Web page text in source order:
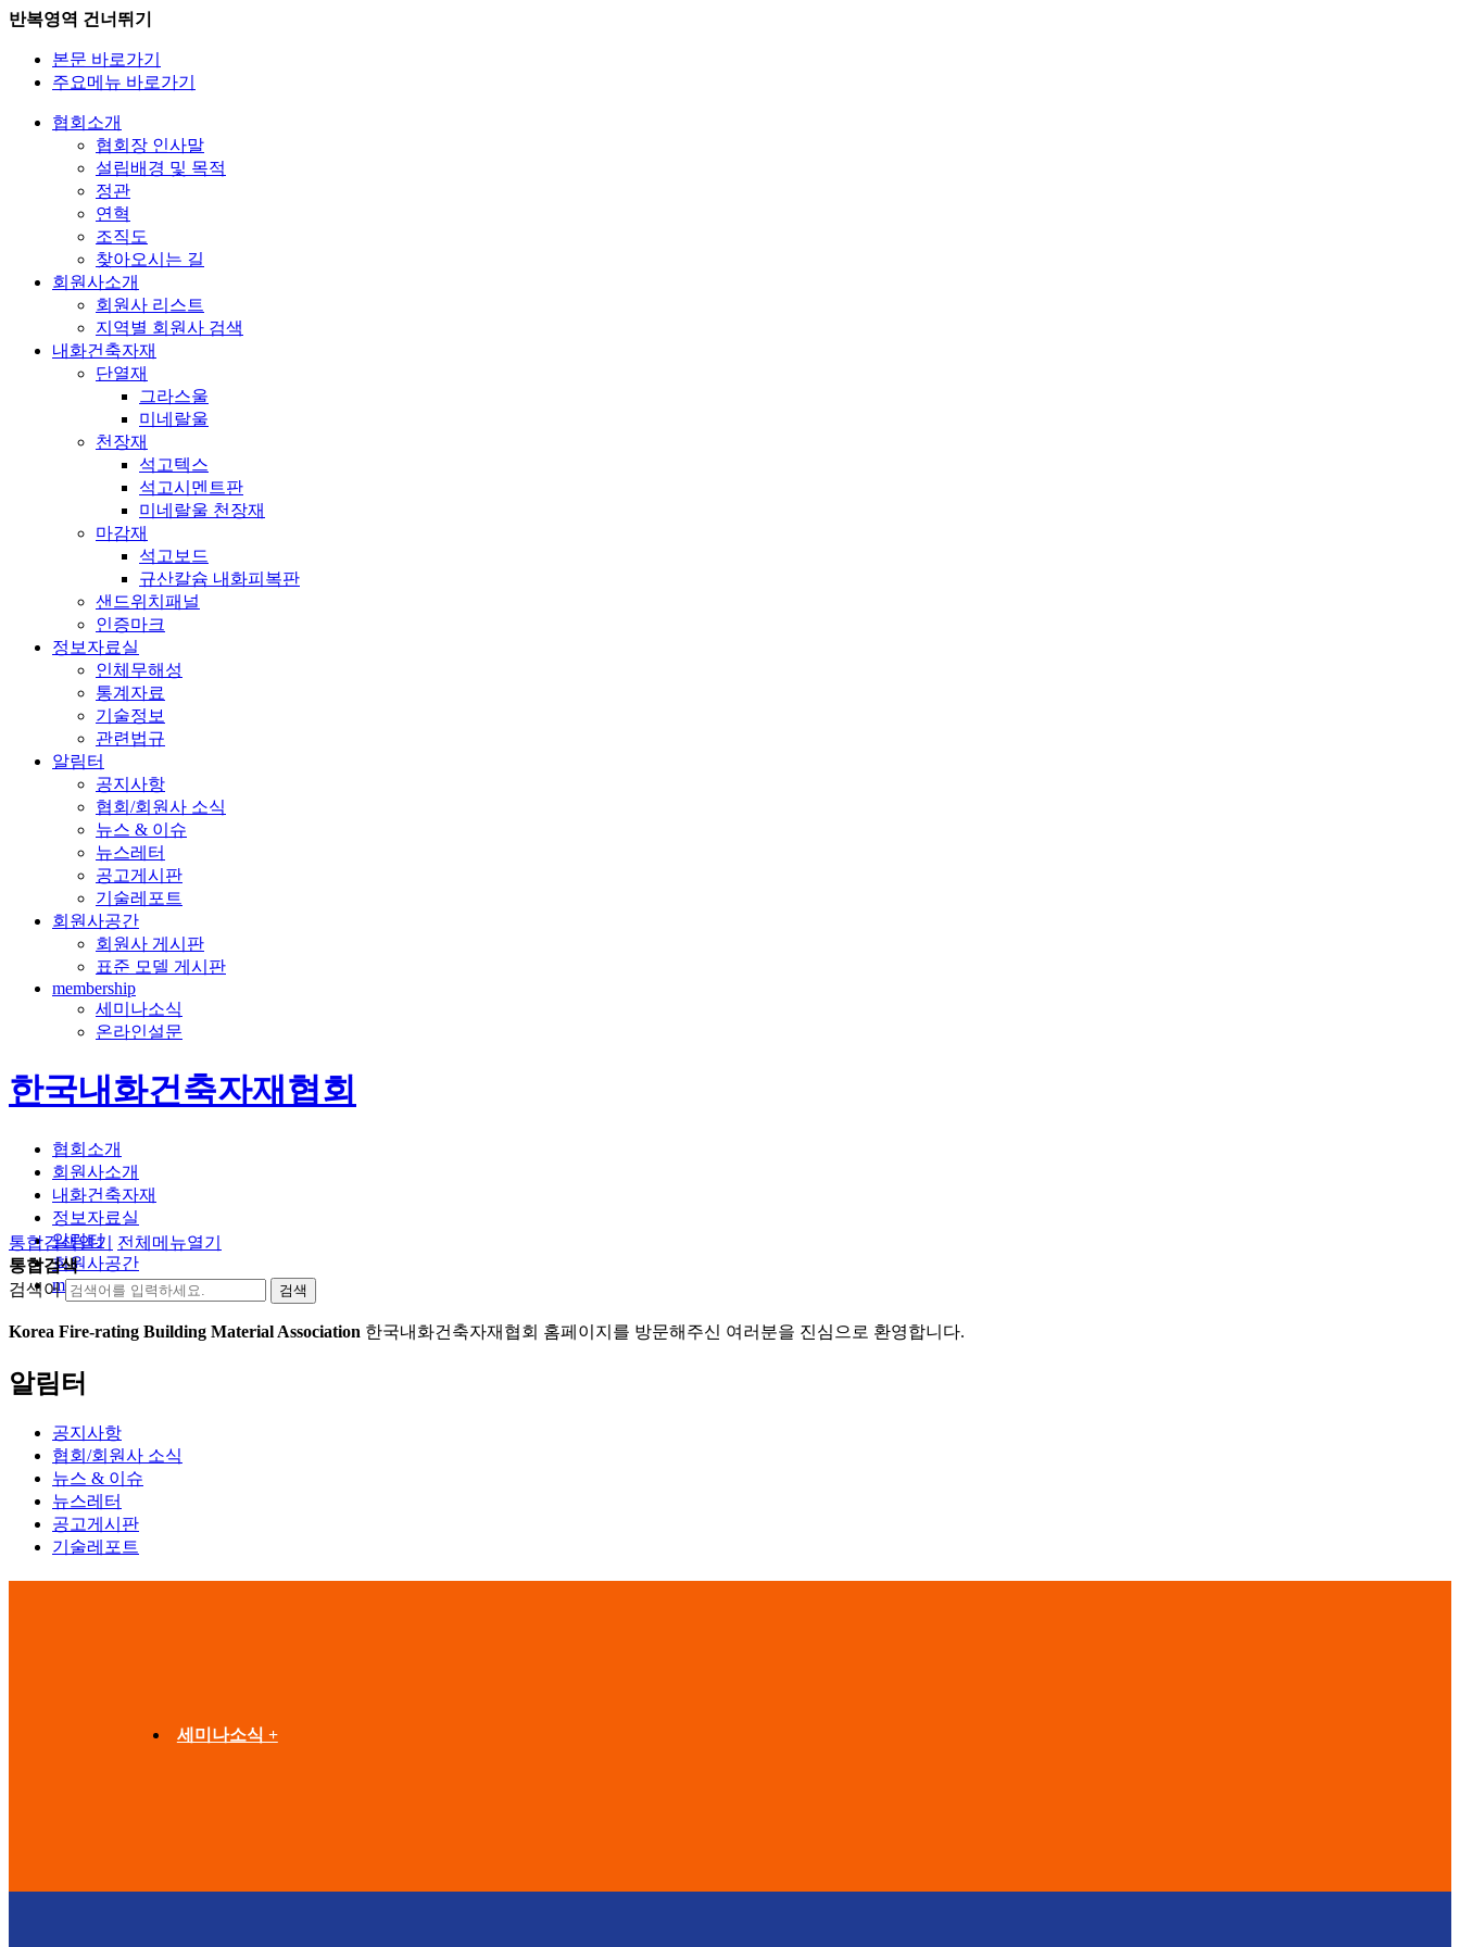
반복영역 건너뛰기
본문 바로가기
주요메뉴 바로가기
협회소개
협회장 인사말
설립배경 및 목적
정관
연혁
조직도
찾아오시는 길
회원사소개
회원사 리스트
지역별 회원사 검색
내화건축자재
단열재
그라스울
미네랄울
천장재
석고텍스
석고시멘트판
미네랄울 천장재
마감재
석고보드
규산칼슘 내화피복판
샌드위치패널
인증마크
정보자료실
인체무해성
통계자료
기술정보
관련법규
알림터
공지사항
협회/회원사 소식
뉴스 & 이슈
뉴스레터
공고게시판
기술레포트
회원사공간
회원사 게시판
표준 모델 게시판
membership
세미나소식
온라인설문
한국내화건축자재협회
협회소개
회원사소개
내화건축자재
정보자료실
알림터
회원사공간
membership
통합검색열기 전체메뉴열기
통합검색
검색어
Korea Fire-rating Building Material Association 한국내화건축자재협회 홈페이지를 방문해주신 여러분을 진심으로 환영합니다.
알림터
공지사항
협회/회원사 소식
뉴스 & 이슈
뉴스레터
공고게시판
기술레포트
세미나소식 +